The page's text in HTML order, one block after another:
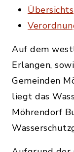
Auf dem
Erlangen,
Gemeinden
liegt das
Möhrendorf